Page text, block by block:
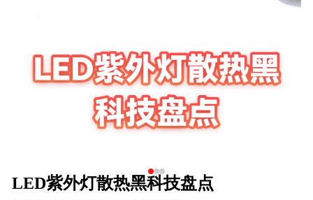
LED紫外灯散热黑科技盘点